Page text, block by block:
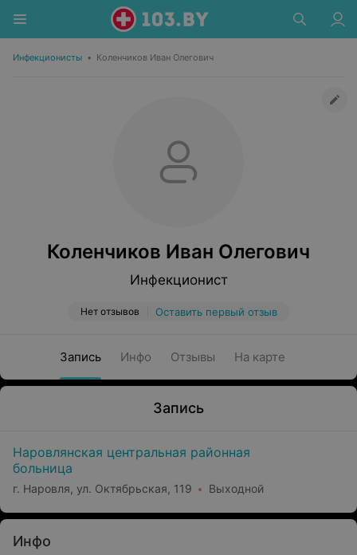
Инфекционисты • Коленчиков Иван Олегович
Коленчиков Иван Олегович
Инфекционист
Нет отзывов Оставить первый отзыв
Запись Инфо Отзывы На карте
Запись
Наровлянская центральная районная
больница
г. Наровля, ул. Октябрьская, 119 Выходной
Инфо